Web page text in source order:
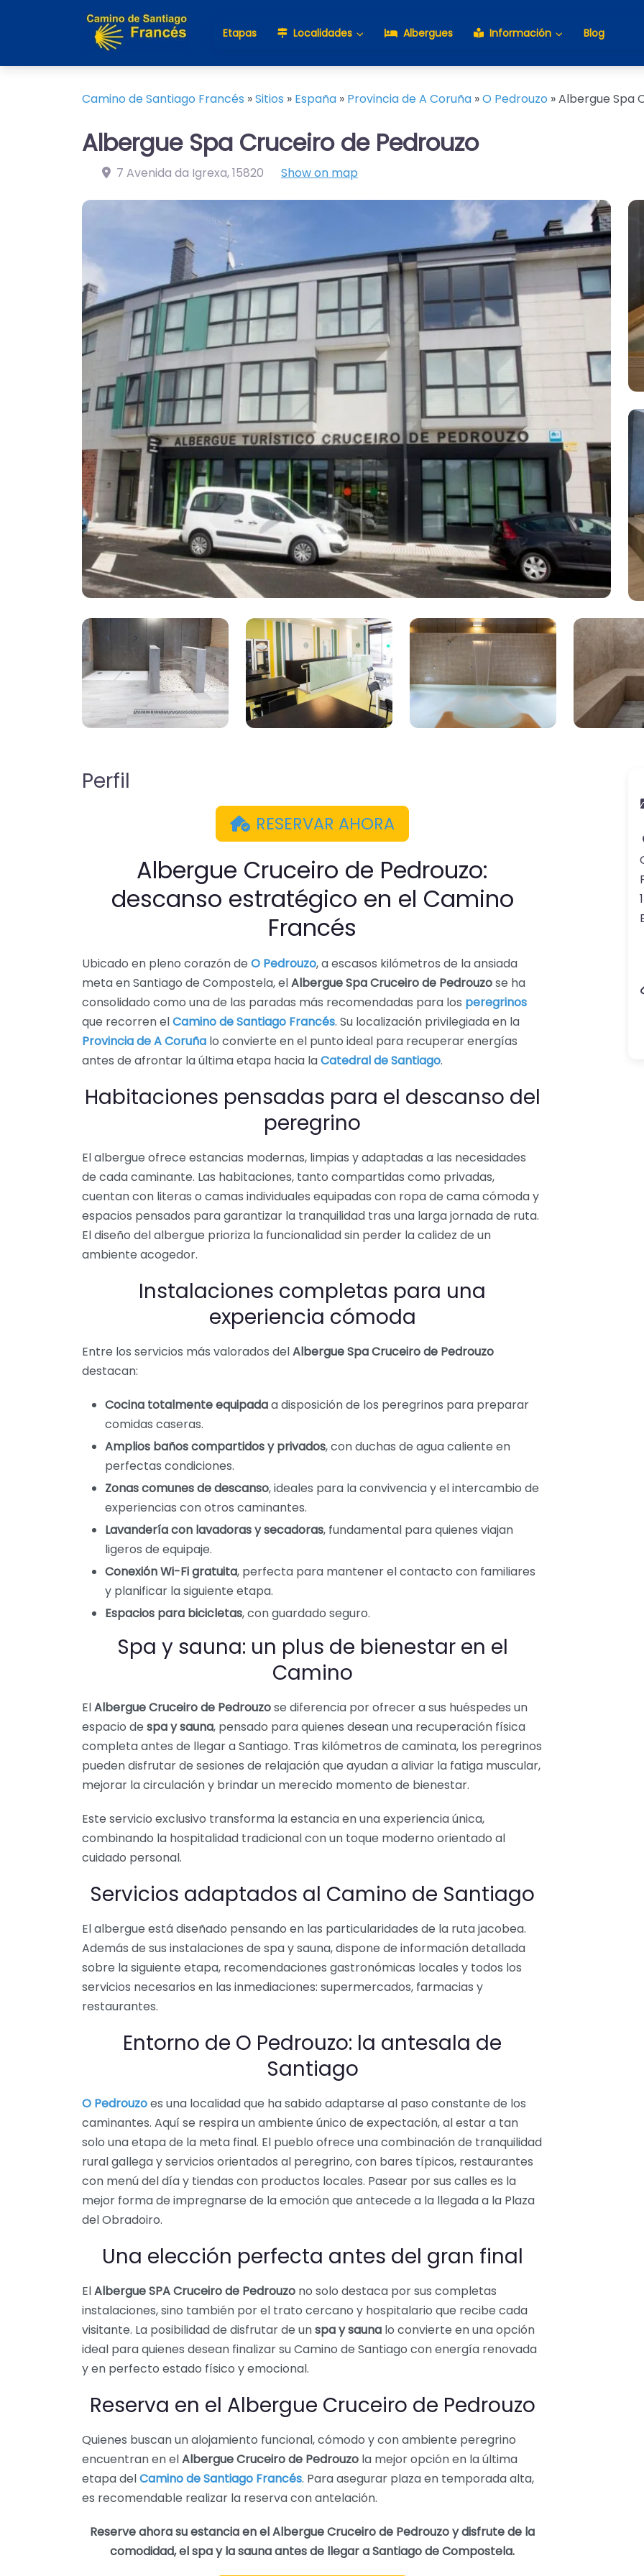
Etapas Localidades Albergues Información Blog
Camino de Santiago Francés »Sitios » España » Provincia de A Coruña »O Pedrouzo »Albergue Spa
Albergue Spa Cruceiro de Pedrouzo
7 Avenida da Igrexa,15820 Show on map
Perfil
RESERVAR AHORA
Albergue Cruceiro de Pedrouzo:
descanso estratégico en el Camino
Francés
Ubicado en pleno corazón de O Pedrouzo, a escasos kilómetros de la ansiada
meta en Santiago de Compostela, elAlbergue Spa Cruceiro de Pedrouzose ha
consolidado como una de las paradas más recomendadas para los peregrinos
que recorren elCamino de Santiago Francés. Su localización privilegiada en la
Provincia de A Coruña lo convierte en el punto ideal para recuperar energías
antes de afrontar la última etapa hacia laCatedral de Santiago.
Habitaciones pensadas para el descanso del
peregrino
El albergue ofrece estancias modernas, limpias y adaptadas a las necesidades
de cada caminante. Las habitaciones, tanto compartidas como privadas,
cuentan con literas o camas individuales equipadas con ropa de cama cómoda y
espacios pensados para garantizar la tranquilidad tras una larga jornada de ruta.
El diseño del albergue prioriza la funcionalidad sin perder la calidez de un
ambiente acogedor.
Instalaciones completas para una
experiencia cómoda
Entre los servicios más valorados delAlbergue Spa Cruceiro de Pedrouzo
destacan:
Cocina totalmente equipadaa disposición de los peregrinos para preparar
comidas caseras.
Amplios baños compartidos y privados, con duchas de agua caliente en
perfectas condiciones.
Zonas comunes de descanso, ideales para la convivencia y el intercambio de
experiencias con otros caminantes.
Lavandería con lavadoras y secadoras, fundamental para quienes viajan
ligeros de equipaje.
Conexión Wi-Fi gratuita, perfecta para mantener el contacto con familiares
y planificar la siguiente etapa.
Espacios para bicicletas, con guardado seguro.
Spa y sauna: un plus de bienestar en el
Camino
ElAlbergue Cruceiro de Pedrouzose diferencia por ofrecer a sus huéspedes un
espacio de spa y sauna, pensado para quienes desean una recuperación física
completa antes de llegar a Santiago. Tras kilómetros de caminata, los peregrinos
pueden disfrutar de sesiones de relajación que ayudan a aliviar la fatiga muscular,
mejorar la circulación y brindar un merecido momento de bienestar.
Este servicio exclusivo transforma la estancia en una experiencia única,
combinando la hospitalidad tradicional con un toque moderno orientado al
cuidado personal.
Servicios adaptados al Camino de Santiago
El albergue está diseñado pensando en las particularidades de la ruta jacobea.
Además de sus instalaciones de spa y sauna, dispone de información detallada
sobre la siguiente etapa, recomendaciones gastronómicas locales y todos los
servicios necesarios en las inmediaciones: supermercados, farmacias y
restaurantes.
Entorno de O Pedrouzo: la antesala de
Santiago
O Pedrouzoes una localidad que ha sabido adaptarse al paso constante de los
caminantes. Aquí se respira un ambiente único de expectación, al estar a tan
solo una etapa de la meta final. El pueblo ofrece una combinación de tranquilidad
rural gallega y servicios orientados al peregrino, con bares típicos, restaurantes
con menú del día y tiendas con productos locales. Pasear por sus calles es la
mejor forma de impregnarse de la emoción que antecede a la llegada a la Plaza
del Obradoiro.
Una elección perfecta antes del gran final
ElAlbergue SPA Cruceiro de Pedrouzo no solo destaca por sus completas
instalaciones, sino también por el trato cercano y hospitalario que recibe cada
visitante. La posibilidad de disfrutar de unspa y sauna lo convierte en una opción
ideal para quienes desean finalizar su Camino de Santiago con energía renovada
y en perfecto estado físico y emocional.
Reserva en el Albergue Cruceiro de Pedrouzo
Quienes buscan un alojamiento funcional, cómodo y con ambiente peregrino
encuentran en elAlbergue Cruceiro de Pedrouzo la mejor opción en la última
etapa delCamino de Santiago Francés. Para asegurar plaza en temporada alta,
es recomendable realizar la reserva con antelación.
Reserve ahora su estancia en el Albergue Cruceiro de Pedrouzo y disfrute de la
comodidad, el spa y la sauna antes de llegar a Santiago de Compostela.